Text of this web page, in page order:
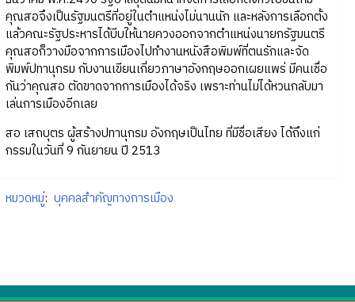
คุณสอจึงเป็นรัฐมนตรีที่อยู่ในตำแหน่งไม่นานนัก และหลังการเลือกตั้ง
แล้วคณะรัฐประหารได้บีบให้นายควงออกจากตำแหน่งนายกรัฐมนตรี
คุณสอก็วางมือจากการเมืองไปทำงานหนังสือพิมพ์ที่ตนรักและจัด
พิมพ์ปทานุกรม กับงานเขียนเกี่ยวภาษาอังกฤษออกเผยแพร่ มีคนเชื่อ
กันว่าคุณสอ ตัดขาดจากการเมืองได้จริง เพราะท่านไม่ได้หวนกลับมา
เล่นการเมืองอีกเลย
สอ เสถบุตร ผู้สร้างปทานุกรม อังกฤษเป็นไทย ที่มีชื่อเสียง ได้ถึงแก่
กรรมในวันที่ 9 กันยายน ปี 2513
หมวดหมู่: บุคคลสำคัญทางการเมือง